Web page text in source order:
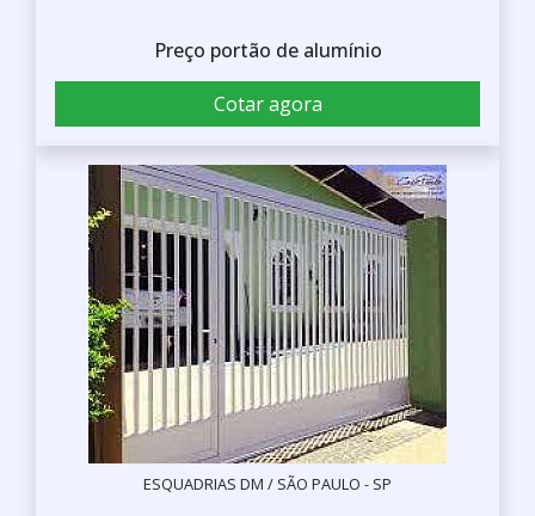
Preço portão de alumínio
Cotar agora
ESQUADRIAS DM / SÃO PAULO - SP